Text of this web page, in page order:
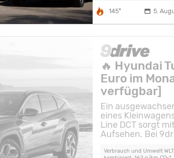
145° 5.
🔥 Hyundai
Euro im
verfügbar]
Ein
eines
Line DCT sorgt
Aufsehen. Bei
Verbrauch und Umwelt